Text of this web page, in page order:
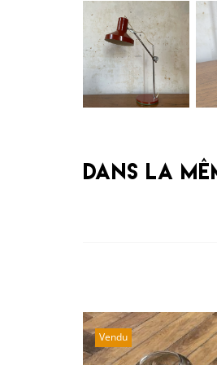
Dans la
Vendu